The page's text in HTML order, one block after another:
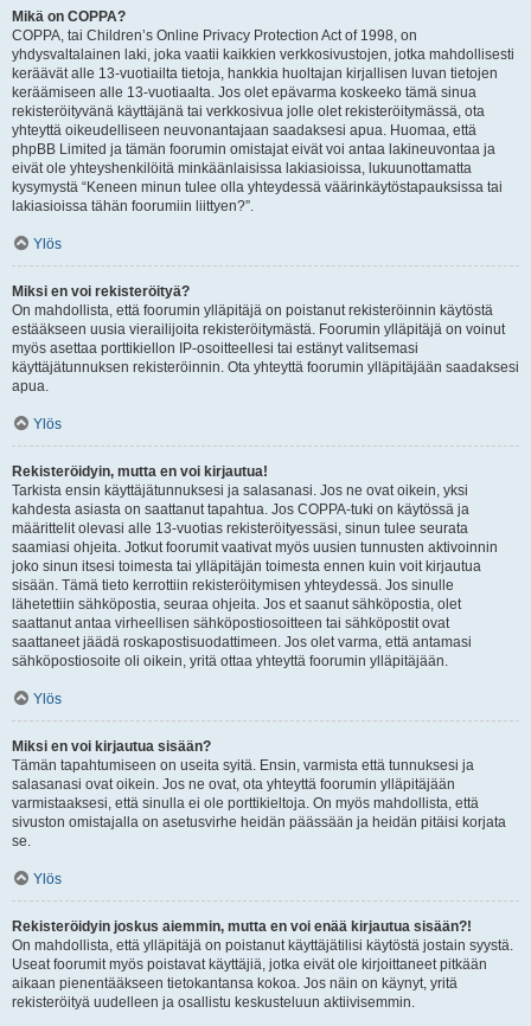
Mikä on COPPA?
COPPA, tai Children’s Online Privacy Protection Act of 1998, on
yhdysvaltalainen laki, joka vaatii kaikkien verkkosivustojen, jotka mahdollisesti
keräävät alle 13-vuotiailta tietoja, hankkia huoltajan kirjallisen luvan tietojen
keräämiseen alle 13-vuotiaalta. Jos olet epävarma koskeeko tämä sinua
rekisteröityvänä käyttäjänä tai verkkosivua jolle olet rekisteröitymässä, ota
yhteyttä oikeudelliseen neuvonantajaan saadaksesi apua. Huomaa, että
phpBB Limited ja tämän foorumin omistajat eivät voi antaa lakineuvontaa ja
eivät ole yhteyshenkilöitä minkäänlaisissa lakiasioissa, lukuunottamatta
kysymystä “Keneen minun tulee olla yhteydessä väärinkäytöstapauksissa tai
lakiasioissa tähän foorumiin liittyen?”.
Ylös
Miksi en voi rekisteröityä?
On mahdollista, että foorumin ylläpitäjä on poistanut rekisteröinnin käytöstä
estääkseen uusia vierailijoita rekisteröitymästä. Foorumin ylläpitäjä on voinut
myös asettaa porttikiellon IP-osoitteellesi tai estänyt valitsemasi
käyttäjätunnuksen rekisteröinnin. Ota yhteyttä foorumin ylläpitäjään saadaksesi
apua.
Ylös
Rekisteröidyin, mutta en voi kirjautua!
Tarkista ensin käyttäjätunnuksesi ja salasanasi. Jos ne ovat oikein, yksi
kahdesta asiasta on saattanut tapahtua. Jos COPPA-tuki on käytössä ja
määrittelit olevasi alle 13-vuotias rekisteröityessäsi, sinun tulee seurata
saamiasi ohjeita. Jotkut foorumit vaativat myös uusien tunnusten aktivoinnin
joko sinun itsesi toimesta tai ylläpitäjän toimesta ennen kuin voit kirjautua
sisään. Tämä tieto kerrottiin rekisteröitymisen yhteydessä. Jos sinulle
lähetettiin sähköpostia, seuraa ohjeita. Jos et saanut sähköpostia, olet
saattanut antaa virheellisen sähköpostiosoitteen tai sähköpostit ovat
saattaneet jäädä roskapostisuodattimeen. Jos olet varma, että antamasi
sähköpostiosoite oli oikein, yritä ottaa yhteyttä foorumin ylläpitäjään.
Ylös
Miksi en voi kirjautua sisään?
Tämän tapahtumiseen on useita syitä. Ensin, varmista että tunnuksesi ja
salasanasi ovat oikein. Jos ne ovat, ota yhteyttä foorumin ylläpitäjään
varmistaaksesi, että sinulla ei ole porttikieltoja. On myös mahdollista, että
sivuston omistajalla on asetusvirhe heidän päässään ja heidän pitäisi korjata
se.
Ylös
Rekisteröidyin joskus aiemmin, mutta en voi enää kirjautua sisään?!
On mahdollista, että ylläpitäjä on poistanut käyttäjätilisi käytöstä jostain syystä.
Useat foorumit myös poistavat käyttäjiä, jotka eivät ole kirjoittaneet pitkään
aikaan pienentääkseen tietokantansa kokoa. Jos näin on käynyt, yritä
rekisteröityä uudelleen ja osallistu keskusteluun aktiivisemmin.